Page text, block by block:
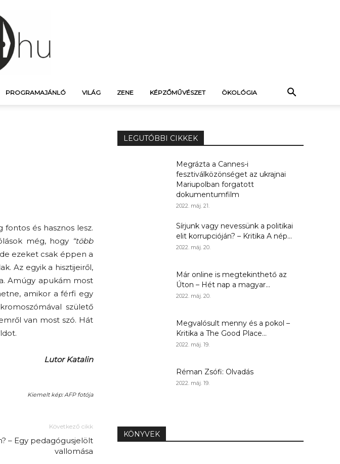
A
fiatalság
PROGRAMAJÁNLÓ VILÁG ZENE KÉPZŐMŰVÉSZET ÖKOLÓGIA
és hasznos lesz.
még, hogy “több
ezeket csak éppen a
Az egyik a hisztijeiről,
Amúgy apukám most
amikor a férfi egy
születő
van most szó. Hát
Lutor Katalin
Kiemelt kép: AFP fotója
Következő cikk
– Egy pedagógusjelölt
vallomása
LEGUTÓBBI CIKKEK
Megrázta a Cannes-i
fesztiválközönséget az ukrajnai
Mariupolban forgatott
dokumentumfilm
2022. máj. 21.
Sírjunk vagy nevessünk a politikai
elit korrupcióján? – Kritika A nép...
2022. máj. 20.
Már online is megtekinthető az
Úton – Hét nap a magyar...
2022. máj. 20.
Megvalósult menny és a pokol –
Kritika a The Good Place...
2022. máj. 19.
Réman Zsófi: Olvadás
2022. máj. 19.
KÖNYVEK